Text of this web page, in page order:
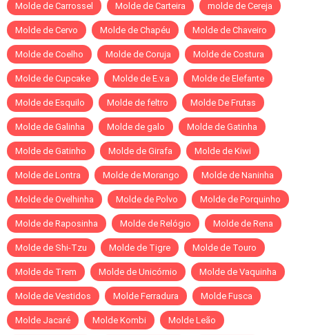
Molde de Carrossel Molde de Carteira molde de Cereja
Molde de Cervo Molde de Chapéu Molde de Chaveiro
Molde de Coelho Molde de Coruja Molde de Costura
Molde de Cupcake Molde de E.v.a Molde de Elefante
Molde de Esquilo Molde de feltro Molde De Frutas
Molde de Galinha Molde de galo Molde de Gatinha
Molde de Gatinho Molde de Girafa Molde de Kiwi
Molde de Lontra Molde de Morango Molde de Naninha
Molde de Ovelhinha Molde de Polvo Molde de Porquinho
Molde de Raposinha Molde de Relógio Molde de Rena
Molde de Shi-Tzu Molde de Tigre Molde de Touro
Molde de Trem Molde de Unicórnio Molde de Vaquinha
Molde de Vestidos Molde Ferradura Molde Fusca
Molde Jacaré Molde Kombi Molde Leão